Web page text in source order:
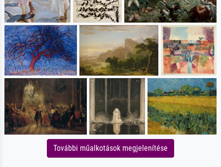
További műalkotások megjelenítése